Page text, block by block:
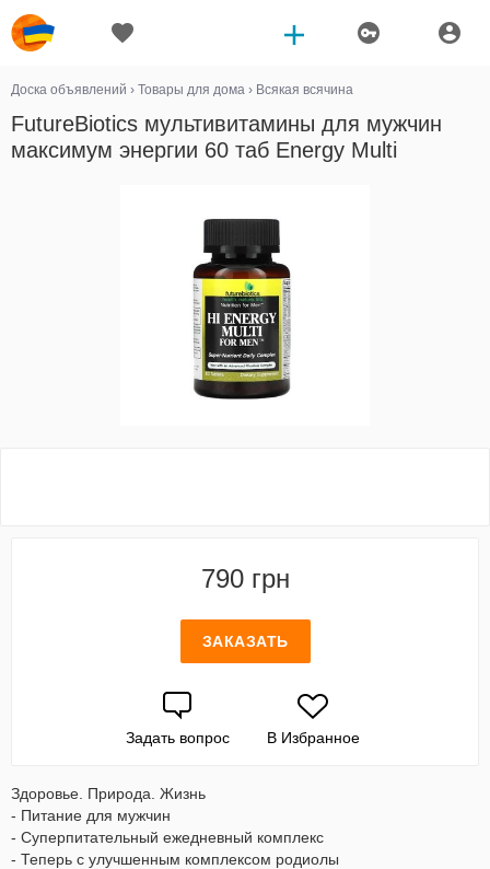
Доска объявлений › Товары для дома › Всякая всячина
FutureBiotics мультивитамины для мужчин
максимум энергии 60 таб Energy Multi
790 грн
ЗАКАЗАТЬ
Задать вопрос В Избранное
Здоровье. Природа. Жизнь
- Питание для мужчин
- Суперпитательный ежедневный комплекс
- Теперь с улучшенным комплексом родиолы